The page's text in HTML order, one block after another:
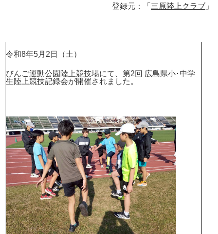
登録元：「 三原陸上クラブ 」
令和8年5月2日（土）
びんご運動公園陸上競技場にて、第2回 広島県小･中学
生陸上競技記録会が開催されました。